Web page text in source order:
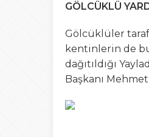
GÖLCÜKLÜ
Gölcüklüler
kentinlerin de
dağıtıldığı
Başkanı